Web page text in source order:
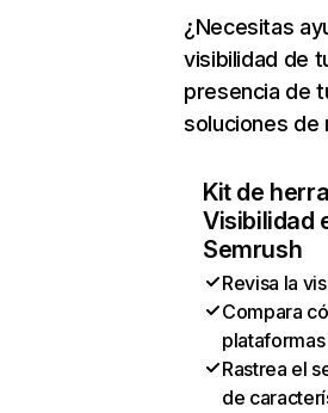
¿Necesitas
visibilidad de
presencia de
soluciones de
Kit de
Visibilidad
Semrush
Revisa la
Compara
Rastrea el
de